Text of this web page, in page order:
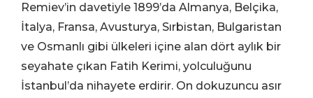
Remiev’in davetiyle 1899’da Almanya, Belçika,
İtalya, Fransa, Avusturya, Sırbistan, Bulgaristan
ve Osmanlı gibi ülkeleri içine alan dört aylık bir
seyahate çıkan Fatih Kerimi, yolculuğunu
İstanbul’da nihayete erdirir. On dokuzuncu asır